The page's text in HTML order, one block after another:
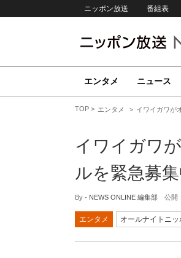
ニッポン放送 番組表
エンタメ ニュース
TOP エンタメ イワイガワが
イワイガワ
ルを緊急募集
By - NEWS ONLINE 編集部 公開：
エンタメ オールナイトニッ